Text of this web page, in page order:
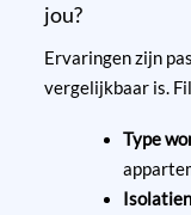
jou?
Ervaringen zijn
vergelijkbaar is.
Type